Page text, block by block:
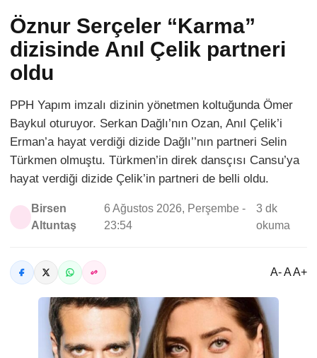
Öznur Serçeler “Karma”
dizisinde Anıl Çelik partneri
oldu
PPH Yapım imzalı dizinin yönetmen koltuğunda Ömer
Baykul oturuyor. Serkan Dağlı’nın Ozan, Anıl Çelik’i
Erman’a hayat verdiği dizide Dağlı’’nın partneri Selin
Türkmen olmuştu. Türkmen’in direk dansçısı Cansu’ya
hayat verdiği dizide Çelik’in partneri de belli oldu.
Birsen
Altuntaş
6 Ağustos 2026, Perşembe -
23:54
3 dk
okuma
A- A A+